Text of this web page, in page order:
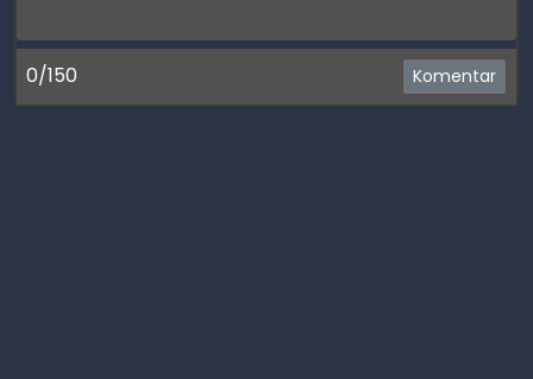
0/150 Komentar